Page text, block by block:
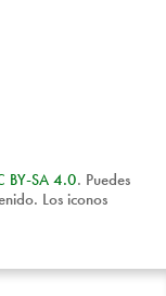
BY-SA 4.0. Puedes
Los iconos